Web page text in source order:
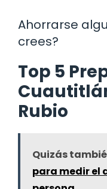
Ahorrarse
crees?
Top 5
Rubio
Quizás
para medir el